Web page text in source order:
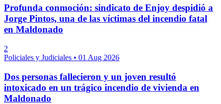
Profunda conmoción: sindicato de Enjoy despidió a
Jorge Pintos, una de las víctimas del incendio fatal
en Maldonado
2
Policiales y Judiciales • 01 Aug 2026
Dos personas fallecieron y un joven resultó
intoxicado en un trágico incendio de vivienda en
Maldonado